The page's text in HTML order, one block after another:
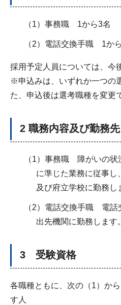
（1）事務職 1から3名
（2）電話交換手職 1か
採用予定人員については、今
※申込みは、いずれか一つの
た、申込後は選考職種を変更
2 職務内容及び勤務先
（1）事務職 障がいの状
に準じた業務に従事し
及び府立学校に勤務し
（2）電話交換手職 電話
出先機関に勤務します。
3 受験資格
各職種ともに、次の（1）か
す人